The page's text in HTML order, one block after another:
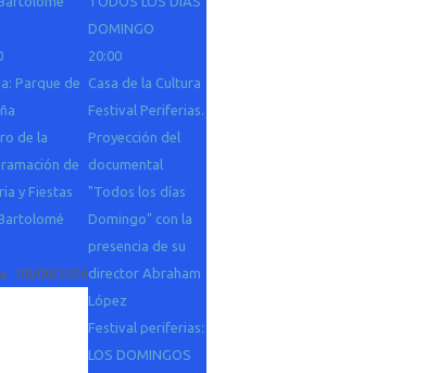
Parque de
de la
de
y Fiestas
: 08/08/2026
DOMINGO
20:00
Casa de la Cultura
Festival Periferias.
Proyección del
documental
"Todos los días
Domingo" con la
presencia de su
director Abraham
López
Festival periferias:
LOS DOMINGOS